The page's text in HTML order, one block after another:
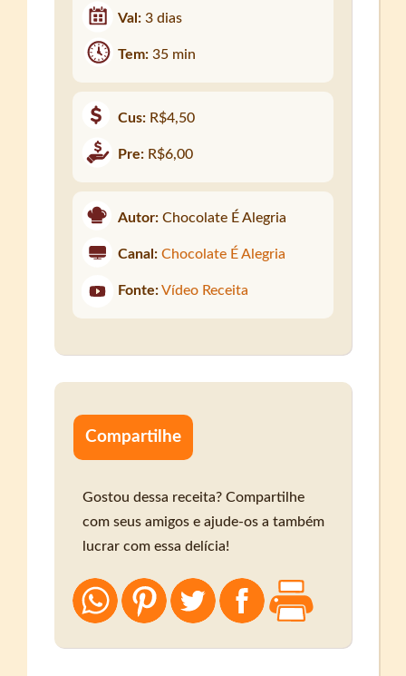
Val:3 dias
Tem:35 min
Cus: R$4,50
Pre: R$6,00
Autor: Chocolate É Alegria
Canal: Chocolate É Alegria
Fonte: Vídeo Receita
Compartilhe
Gostou dessa receita? Compartilhe
com seus amigos e ajude-os a também
lucrar com essa delícia!